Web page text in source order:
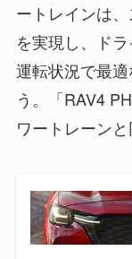
ートレインは
を実現し、ド
運転状況で最
う。「RAV4
ワートレーン